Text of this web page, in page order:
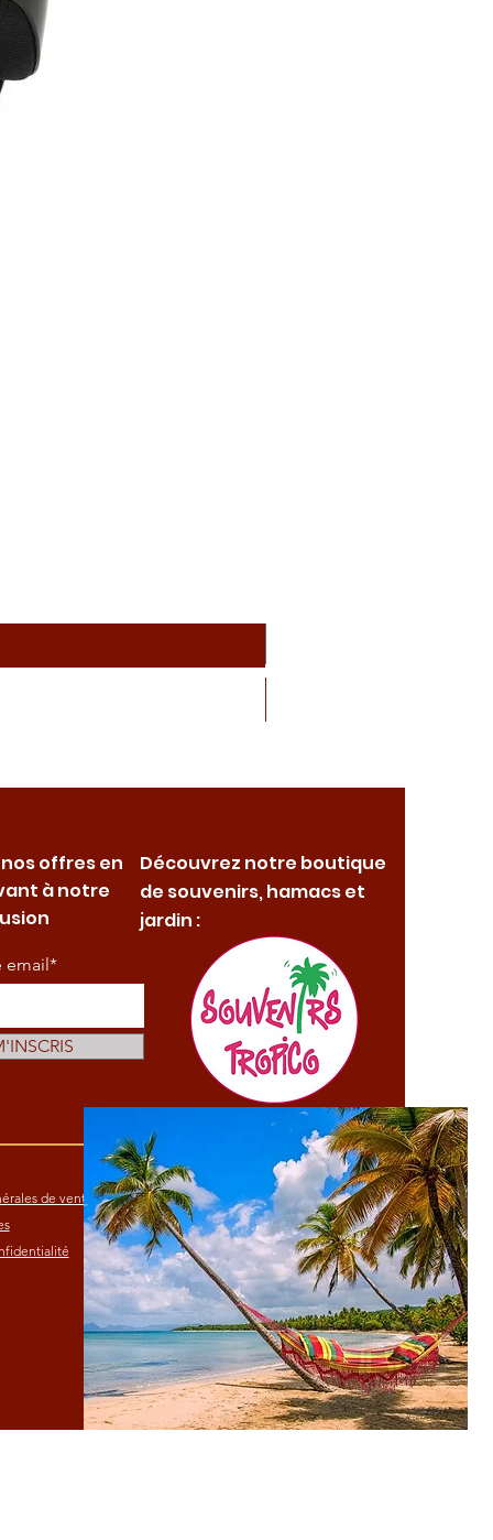
offres en
à notre
email*
de vente
Découvrez notre boutique
de souvenirs, hamacs et
jardin :